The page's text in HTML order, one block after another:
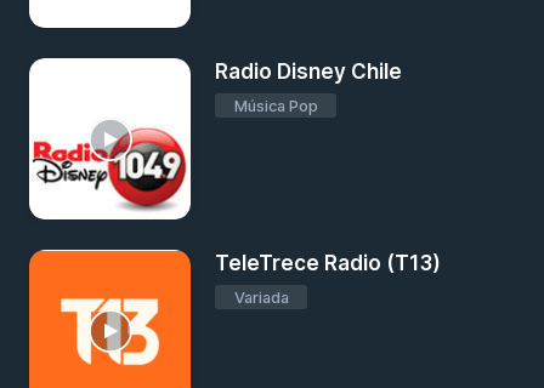
Radio Disney Chile
Música Pop
TeleTrece Radio (T13)
Variada